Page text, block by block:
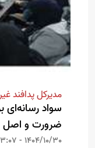
مدیرکل پدافند
سواد رسانه‌ای
ضرورت و اصل
1404/10/30 - 23:07